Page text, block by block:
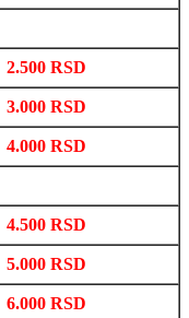
2.500 RSD
3.000 RSD
4.000 RSD
4.500 RSD
5.000 RSD
6.000 RSD